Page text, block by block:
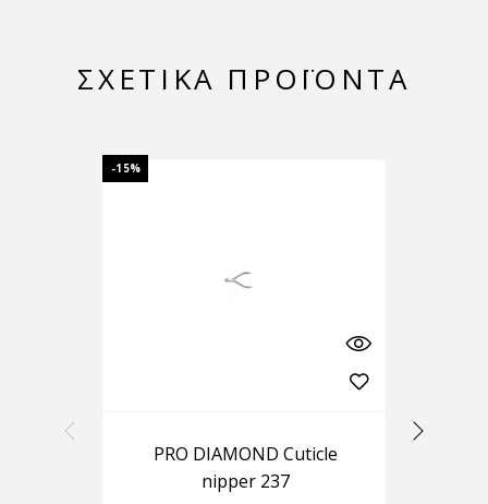
ΣΧΕΤΙΚΆ ΠΡΟΪΌΝΤΑ
-15%
PRO DIAMOND Cuticle
nipper 237